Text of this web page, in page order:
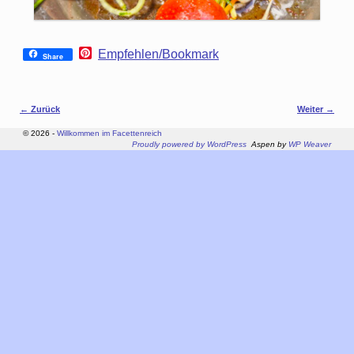
Share
P
t
Empfehlen/Bookmark
Bilder-Navigation
← Zurück Weiter →
© 2026 - Willkommen im Facettenreich
Proudly powered by WordPress Aspen by WP Weaver